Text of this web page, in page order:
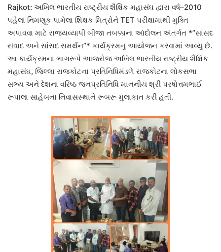
Rajkot: અખિલ ભારતીય રાષ્ટ્રીય શૈક્ષિક મહાસંઘ દ્વારા વર્ષ–2010
પહેલાં નિમણૂક પામેલા શિક્ષક મિત્રોને TET પરીક્ષામાંથી મુક્તિ
અપાવવા માટે રાજ્યવ્યાપી બીજા તબક્કાના આંદોલન અંતર્ગત *”સાંસદ
સંવાદ અને સાંસદ સમર્થન”* કાર્યક્રમનું આયોજન કરવામાં આવ્યું છે.
આ કાર્યક્રમના ભાગરૂપે આજરોજ અખિલ ભારતીય રાષ્ટ્રીય શૈક્ષિક
મહાસંઘ, જિલ્લા રાજકોટના પ્રતિનિધિમંડળે રાજકોટના લોકસભા
સભ્ય અને દેશના વરિષ્ઠ જનપ્રતિનિધિ માનનીય શ્રી પરષોત્તમભાઈ
રૂપાલા સાહેબના નિવાસસ્થાને રૂબરૂ મુલાકાત કરી હતી.